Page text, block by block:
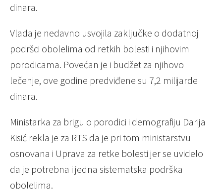
dinara.
Vlada je nedavno usvojila zaključke o dodatnoj
podršci obolelima od retkih bolesti i njihovim
porodicama. Povećan je i budžet za njihovo
lečenje, ove godine predviđene su 7,2 milijarde
dinara.
Ministarka za brigu o porodici i demografiju Darija
Kisić rekla je za RTS da je pri tom ministarstvu
osnovana i Uprava za retke bolesti jer se uvidelo
da je potrebna i jedna sistematska podrška
obolelima.